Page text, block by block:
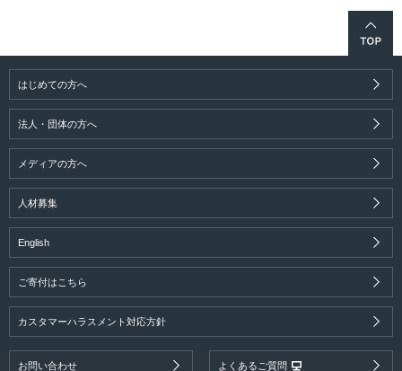
はじめての方へ
法人・団体の方へ
メディアの方へ
人材募集
English
ご寄付はこちら
カスタマーハラスメント対応方針
お問い合わせ よくあるご質問